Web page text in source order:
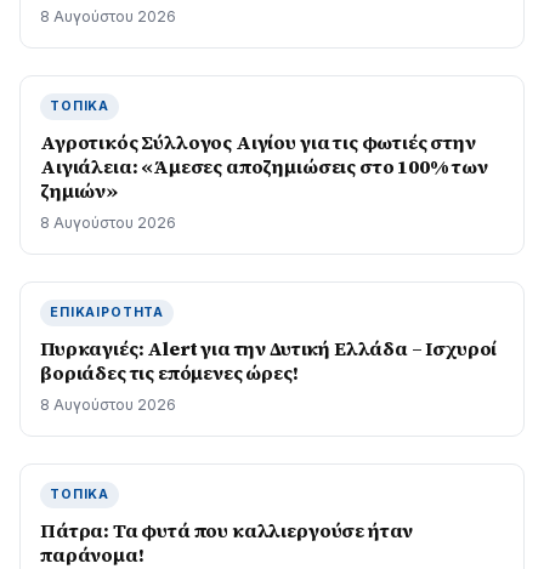
8 Αυγούστου 2026
ΤΟΠΙΚΆ
Αγροτικός Σύλλογος Αιγίου για τις φωτιές στην
Αιγιάλεια: «Άμεσες αποζημιώσεις στο 100% των
ζημιών»
8 Αυγούστου 2026
ΕΠΙΚΑΙΡΌΤΗΤΑ
Πυρκαγιές: Alert για την Δυτική Ελλάδα – Ισχυροί
βοριάδες τις επόμενες ώρες!
8 Αυγούστου 2026
ΤΟΠΙΚΆ
Πάτρα: Τα φυτά που καλλιεργούσε ήταν
παράνομα!